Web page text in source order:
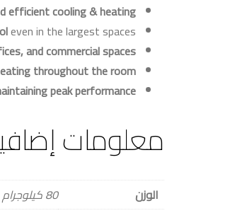
efficient cooling & heating
even in the largest spaces.
and commercial spaces
throughout the room
peak performance
معلومات
الوزن 80 كيلوجرام